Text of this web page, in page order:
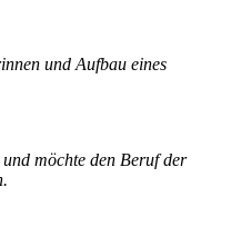
und Aufbau eines
möchte den Beruf der